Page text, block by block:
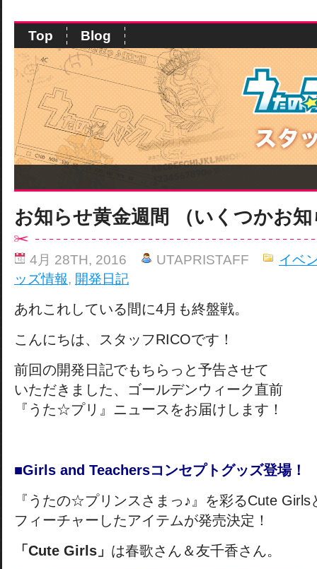
Top Blog
お知らせ黄金週間 （いくつかお
4月 28TH, 2016 UTAPRISTAFF
イベ
ッズ情報, 開発日記
あれこれしている間に4月も終盤戦。
こんにちは、スタッフRICOです！
前回の開発日記でもちらっと予告させて
いただきました、ゴールデンウィーク直前
『うた☆プリ』ニュースをお届けします！
■Girls and Teachersコンセプトグッズ登場！
『うたの☆プリンスさまっ♪』を彩るCute Girls
フィーチャーしたアイテムが発売決定！
「Cute Girls」 は春歌さん＆友千香さん。